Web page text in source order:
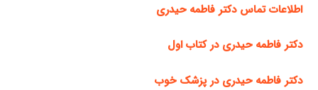
اطلاعات تماس دکتر فاطمه حیدری
دکتر فاطمه حیدری در کتاب اول
دکتر فاطمه حیدری در پزشک خوب